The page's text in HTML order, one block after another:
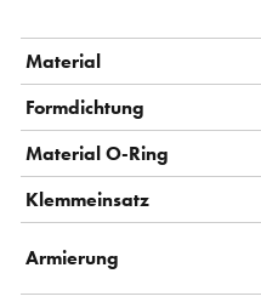
Material
Formdichtung
Material O-Ring
Klemmeinsatz
Armierung